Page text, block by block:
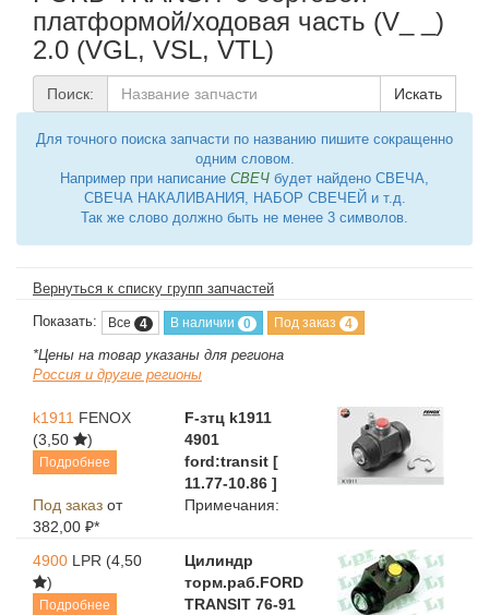
платформой/ходовая часть (V_ _)
2.0 (VGL, VSL, VTL)
Поиск: Искать
Для точного поиска запчасти по названию пишите сокращенно
одним словом.
Например при написание СВЕЧ будет найдено СВЕЧА,
СВЕЧА НАКАЛИВАНИЯ, НАБОР СВЕЧЕЙ и т.д.
Так же слово должно быть не менее 3 символов.
Вернуться к списку групп запчастей
Показать: Все 4 В наличии 0 Под заказ 4
*Цены на товар указаны для региона
Россия и другие регионы
k1911 FENOX
(3,50
)
Подробнее
F-зтц k1911
4901
ford:transit [
11.77-10.86 ]
Под заказ от
382,00 ₽*
Примечания:
4900 LPR (4,50
)
Подробнее
Цилиндр
торм.раб.FORD
TRANSIT 76-91